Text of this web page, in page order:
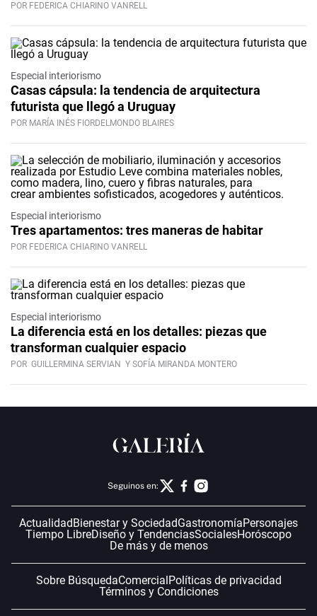
POR FEDERICA CHIARINO VANRELL
Especial interiorismo
Casas cápsula: la tendencia de arquitectura
futurista que llegó a Uruguay
POR MARÍA INÉS FIORDELMONDO BLAIRES
Especial interiorismo
Tres apartamentos: tres maneras de habitar
POR FEDERICA CHIARINO VANRELL
Especial interiorismo
La diferencia está en los detalles: piezas que
transforman cualquier espacio
POR GUILLERMINA SERVIAN Y SOFÍA MIRANDA MONTERO
Seguinos en:
Actualidad Bienestar y SociedadGastronomíaPersonajes
Tiempo LibreDiseño y TendenciasSocialesHoróscopo
De más y de menos
Sobre BúsquedaComercial Políticas de privacidad
Términos y Condiciones